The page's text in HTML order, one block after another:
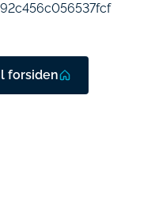
forsiden